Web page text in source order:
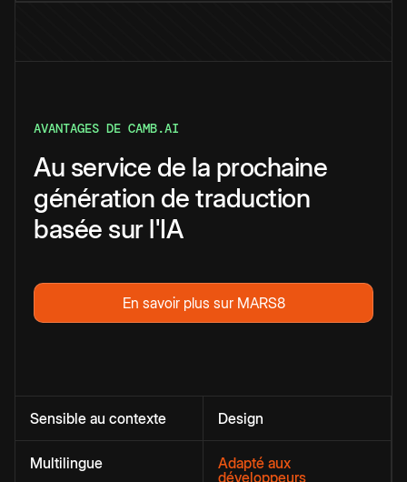
AVANTAGES DE CAMB.AI
Au service de la prochaine
génération de traduction
basée sur l'IA
En savoir plus sur MARS8
Sensible au contexte Design
Multilingue
Adapté aux
développeurs